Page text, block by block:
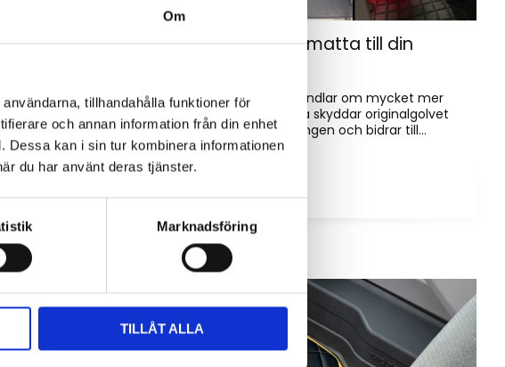
Om
tillhandahålla funktioner för
och annan information från din enhet
Dessa kan i sin tur kombinera informationen
du har använt deras tjänster.
Marknadsföring
TILLÅT ALLA
plats där
och ibland
Hur väljer du rätt golvmatta till din
Golvmatta i maskinhytten handlar om mycket mer
än bara utseende. Rätt matta skyddar originalgolvet
mot slitage, förenklar rengöringen och bidrar till...